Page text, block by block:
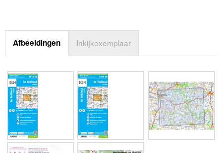
Afbeeldingen Inkijkexemplaar